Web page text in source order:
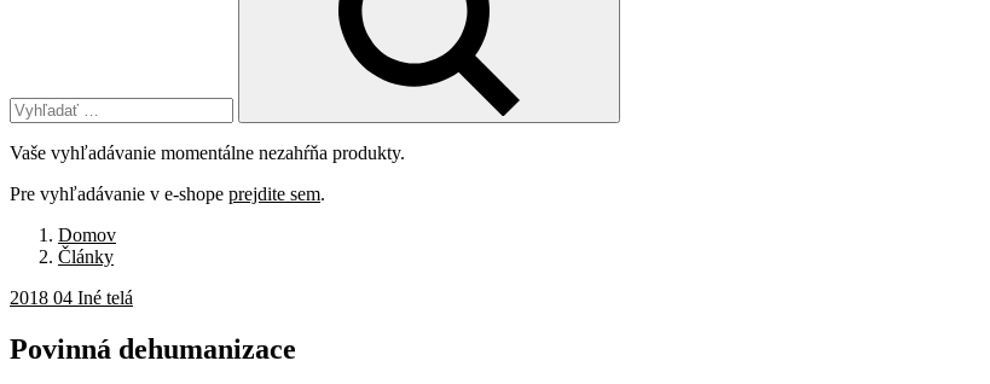
Vaše vyhľadávanie momentálne nezahŕňa produkty.
Pre vyhľadávanie v e-shope prejdite sem.
Domov
Články
2018 04 Iné telá
Povinná dehumanizace